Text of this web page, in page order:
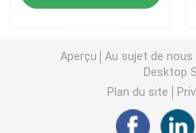
Pièces en plastique de
pièces de moulage par
Aperçu Au sujet de nous
Desktop
Plan du site